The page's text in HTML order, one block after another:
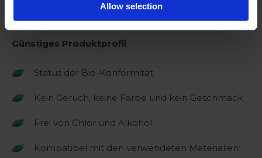
Allow selection
Günstiges Produktprofil
Status der Bio-Konformität
Kein Geruch, keine Farbe und kein Geschmack
Frei von Chlor und Alkohol
Kompatibel mit den verwendeten Materialien: